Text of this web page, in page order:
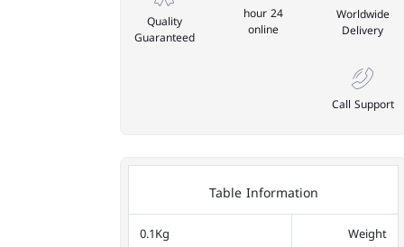
Worldwide
Delivery
24 hour
online
Quality
Guaranteed
Call Support
Table Information
Weight
0.1Kg